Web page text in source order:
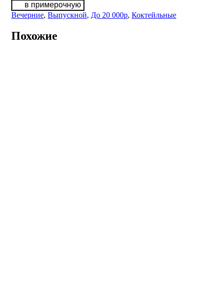
в примерочную
Вечерние, Выпускной, До 20 000р, Коктейльные
Похожие